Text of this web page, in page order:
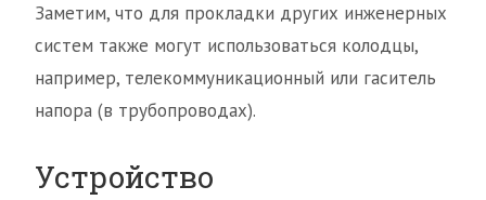
Заметим, что для прокладки других инженерных
систем также могут использоваться колодцы,
например, телекоммуникационный или гаситель
напора (в трубопроводах).
Устройство